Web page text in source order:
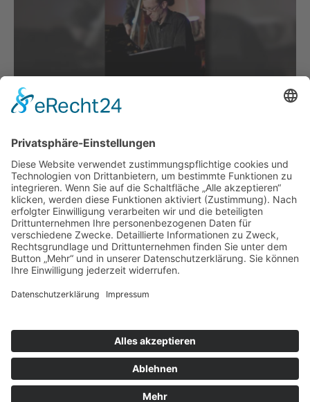
Jazz, Swing, Bossa Nova, Latin
1 2
mick and music | Künstler-Agentur | Michael Peters | Reichsbahnstraße
28 | 22525 Hamburg | Tel. +49 40 55779993 | Mobil +49 172 4140285 | E-
info@mickandmusic.de